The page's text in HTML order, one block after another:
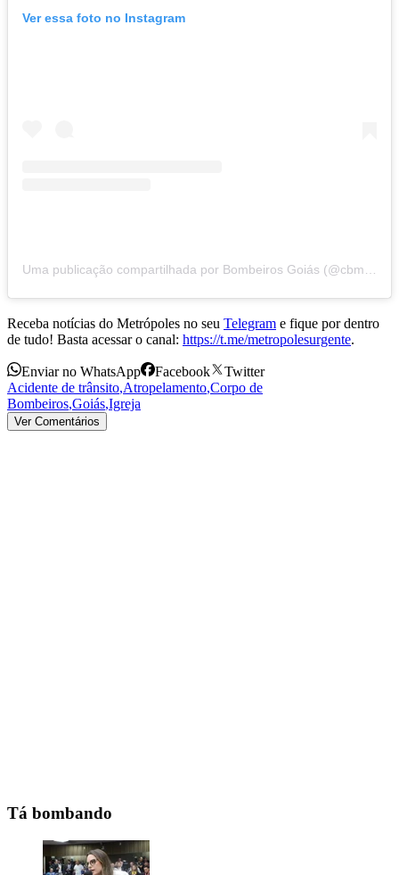
Ver essa foto no Instagram
Receba notícias do Metrópoles no seu Telegram e fique por dentro
de tudo! Basta acessar o canal: https://t.me/metropolesurgente.
Enviar no WhatsApp Facebook
Twitter
Acidente de trânsito,Atropelamento,Corpo de
Bombeiros,Goiás,Igreja
Ver Comentários
Tá bombando